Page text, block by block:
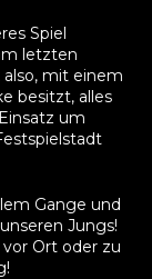
Spiel
letzten
mit einem
besitzt, alles
um
Gange und
Jungs!
Ort oder zu